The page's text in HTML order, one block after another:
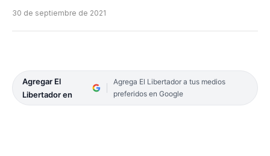
30 de septiembre de 2021
Agregar El
Libertador en
Agrega El Libertador a tus medios
preferidos en Google